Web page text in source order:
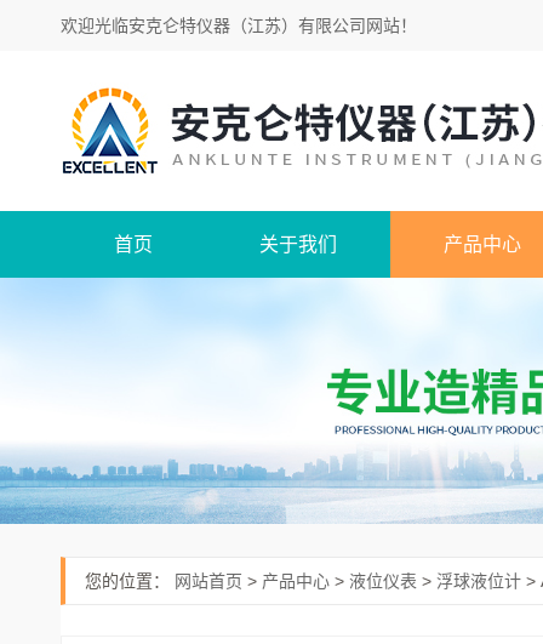
欢迎光临安克仑特仪器（江苏）有限公司网站！
首页 关于我们 产品中心
您的位置： 网站首页 > 产品中心 > 液位仪表 > 浮球液位计 >